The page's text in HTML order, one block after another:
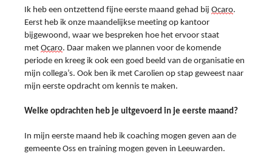
Ik heb een ontzettend fijne eerste maand gehad bij Ocaro.
Eerst heb ik onze maandelijkse meeting op kantoor
bijgewoond, waar we bespreken hoe het ervoor staat
met Ocaro. Daar maken we plannen voor de komende
periode en kreeg ik ook een goed beeld van de organisatie en
mijn collega’s. Ook ben ik met Carolien op stap geweest naar
mijn eerste opdracht om kennis te maken.
Welke opdrachten heb je uitgevoerd in je eerste maand?
In mijn eerste maand heb ik coaching mogen geven aan de
gemeente Oss en training mogen geven in Leeuwarden.